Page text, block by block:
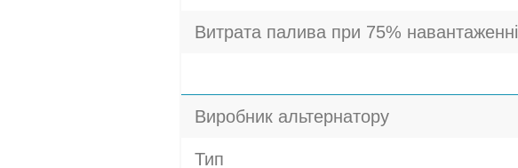
Витрата палива при 75% навантаженні
Виробник альтернатору
Тип